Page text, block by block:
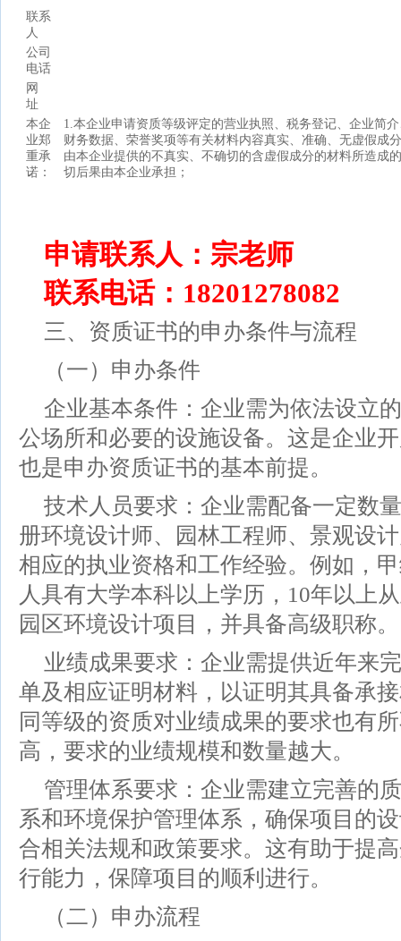
联系
人
公司
电话
网
址
本企
业郑
重承
诺：
1.本企业申请资质等级评定的营业执照、税务登记、企业简
财务数据、荣誉奖项等有关材料内容真实、准确、无虚假成
由本企业提供的不真实、不确切的含虚假成分的材料所造成
切后果由本企业承担；
申请联系人：宗老师
联系电话：18201278082
三、资质证书的申办条件与流程
（一）申办条件
企业基本条件：企业需为依法设立
公场所和必要的设施设备。这是企业
也是申办资质证书的基本前提。
技术人员要求：企业需配备一定数
册环境设计师、园林工程师、景观设
相应的执业资格和工作经验。例如，
人具有大学本科以上学历，10年以上
园区环境设计项目，并具备高级职称。
业绩成果要求：企业需提供近年来
单及相应证明材料，以证明其具备承
同等级的资质对业绩成果的要求也有
高，要求的业绩规模和数量越大。
管理体系要求：企业需建立完善的
系和环境保护管理体系，确保项目的
合相关法规和政策要求。这有助于提
行能力，保障项目的顺利进行。
（二）申办流程